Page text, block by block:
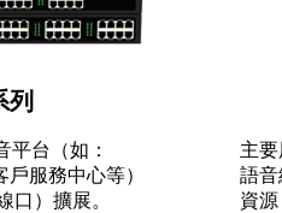
列
平台（如：
服務中心等）
口）擴展。
主
語
資